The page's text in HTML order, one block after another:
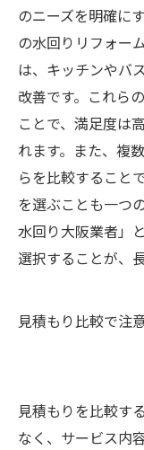
のニーズを明確に
の水回りリフォー
は、キッチンやバ
改善です。これら
ことで、満足度は
れます。また、複
らを比較すること
を選ぶことも一つ
水回り大阪業者」
選択することが、
見積もり比較で注
見積もりを比較す
なく、サービス内